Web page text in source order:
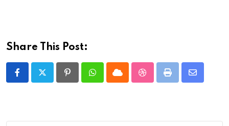
Share This Post:
PinterestWhatsappCloud StumbleUpon
Print
Share